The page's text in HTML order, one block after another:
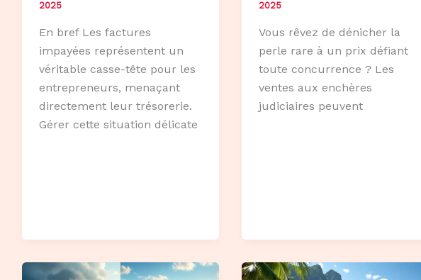
2025
En bref Les factures
impayées représentent un
véritable casse-tête pour les
entrepreneurs, menaçant
directement leur trésorerie.
Gérer cette situation délicate
2025
Vous rêvez de dénicher la
perle rare à un prix défiant
toute concurrence ? Les
ventes aux enchères
judiciaires peuvent